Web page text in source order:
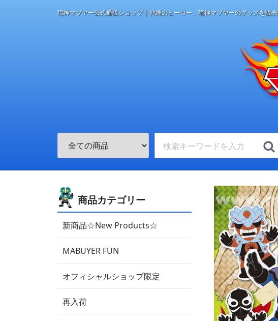
琉神マブヤー公式通販ショップ | 沖縄のヒーロー、琉神マブヤーのグッズを販売
商品カテゴリー
新商品☆New Products☆
MABUYER FUN
オフィシャルショップ限定
再入荷